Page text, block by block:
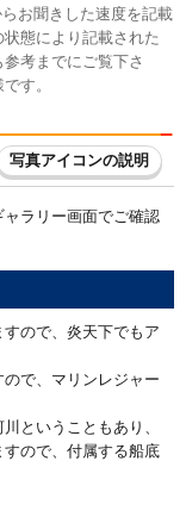
お聞きした速度を記載
態により記載された
考までにご覧下さ
す。
写真アイコンの説明
ラリー画面でご確認
ので、炎天下でもア
で、マリンレジャー
ということもあり、
ので、付属する船底